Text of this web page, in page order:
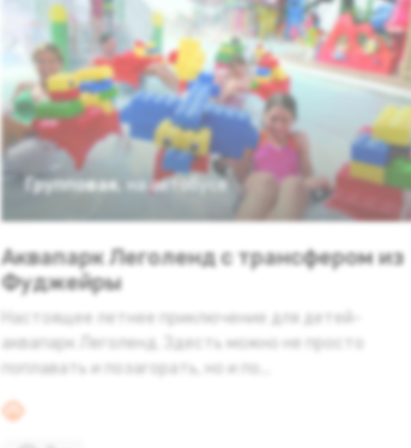
Групповая на автобусе
Аквапарк Леголенд с трансфером из
Фуджейры
Настоящее летнее приключение для детей-
аквапарк Леголенд. Здесть можно не просто
поплавать и позагорать, но и по...